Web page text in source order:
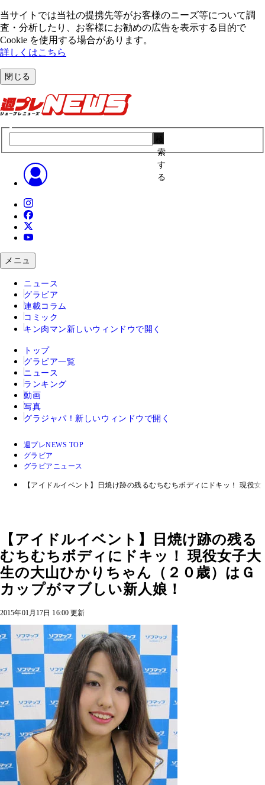
当サイトでは当社の提携先等がお客様のニーズ等について調
査・分析したり、お客様にお勧めの広告を表⽰する⽬的で
Cookie を使⽤する場合があります。
詳しくはこちら
閉じる
索
す
る
メニュ
ニュース
グラビア
連載コラム
コミック
キン肉マン 新しいウィンドウで開く
トップ
グラビア一覧
ニュース
ランキング
動画
写真
グラジャパ！ 新しいウィンドウで開く
週プレNEWS TOP
グラビア
グラビアニュース
【アイドルイベント】日焼け跡の残るむちむちボディにドキッ！ 現役
【アイドルイベント】日焼け跡の残る
むちむちボディにドキッ！ 現役女子大
生の大山ひかりちゃん（２０歳）はＧ
カップがマブしい新人娘！
2015年01月17日 16:00 更新